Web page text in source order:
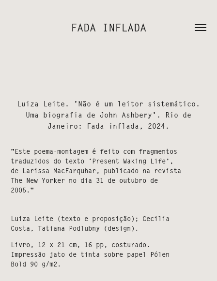
FADA INFLADA
Luiza Leite. 'Não é um leitor sistemático.
Uma biografia de John Ashbery'. Rio de
Janeiro: Fada inflada, 2024.
"Este poema-montagem é feito com fragmentos
traduzidos do texto ‘Present Waking Life’,
de Larissa MacFarquhar, publicado na revista
The New Yorker no dia 31 de outubro de
2005."
Luiza Leite (texto e proposição); Cecilia
Costa, Tatiana Podlubny (design).
Livro, 12 x 21 cm, 16 pp, costurado.
Impressão jato de tinta sobre papel Pólen
Bold 90 g/m2.